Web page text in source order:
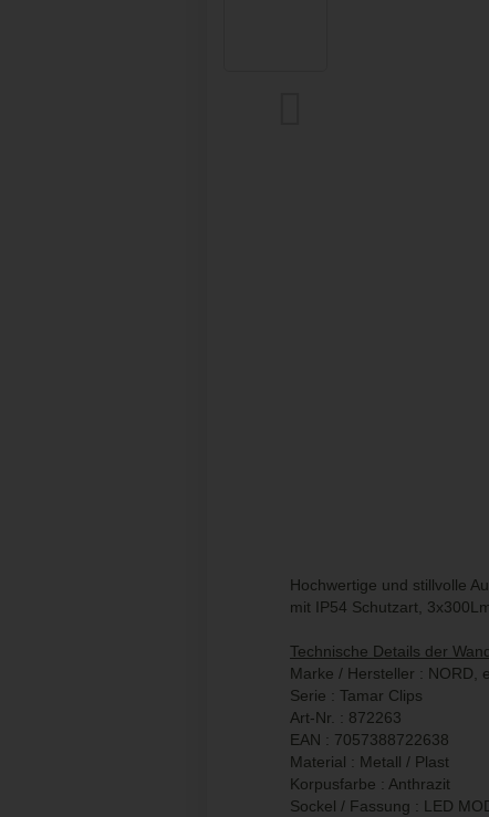
Hochwertige und stillvolle
mit IP54 Schutzart,
Technische Details der
Marke / Hersteller : NORD,
Serie : Tamar Clips
Art-Nr. : 872263
EAN : 7057388722638
Material : Metall / Plast
Korpusfarbe : Anthrazit
Sockel / Fassung : LED